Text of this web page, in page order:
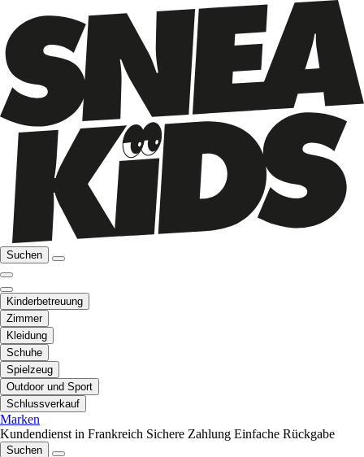
Suchen
Kinderbetreuung
Zimmer
Kleidung
Schuhe
Spielzeug
Outdoor und Sport
Schlussverkauf
Marken
Kundendienst in Frankreich Sichere Zahlung Einfache Rückgabe
Suchen